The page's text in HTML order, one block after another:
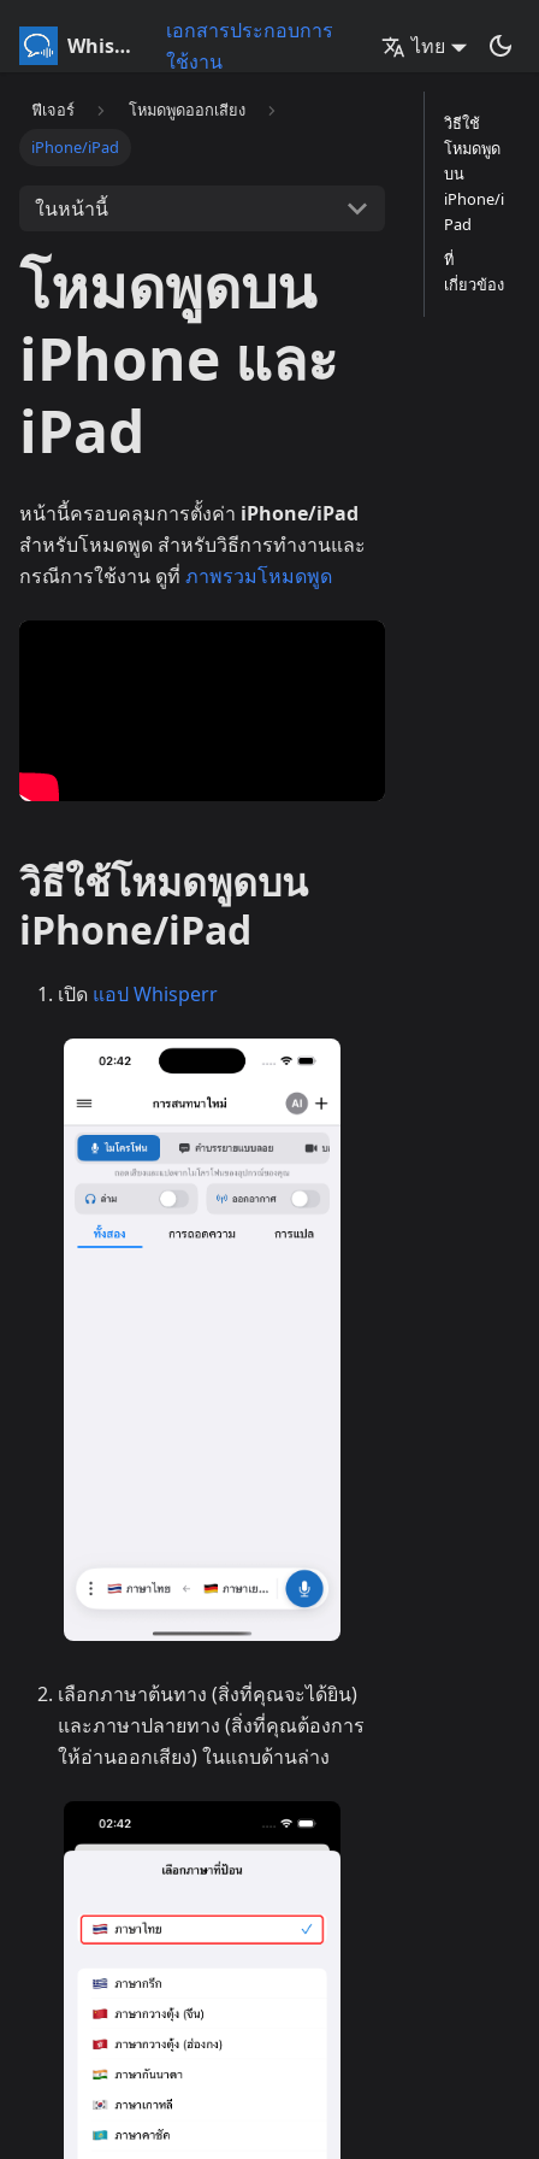
Whisperr
เอกสารประกอบการ
ใช้งาน
ไทย
ฟีเจอร์
โหมดพูดออกเสียง
iPhone/iPad
ในหน้านี้
โหมดพูดบน
iPhone และ
iPad
หน้านี้ครอบคลุมการตั้งค่า iPhone/iPad
สำหรับโหมดพูด สำหรับวิธีการทำงานและ
กรณีการใช้งาน ดูที่ ภาพรวมโหมดพูด
วิธีใช้โหมดพูดบน
iPhone/iPad
เปิด แอป Whisperr
เลือกภาษาต้นทาง (สิ่งที่คุณจะได้ยิน)
และภาษาปลายทาง (สิ่งที่คุณต้องการ
ให้อ่านออกเสียง) ในแถบด้านล่าง
วิธีใช้
โหมดพูด
บน
iPhone/i
Pad
ที่
เกี่ยวข้อง